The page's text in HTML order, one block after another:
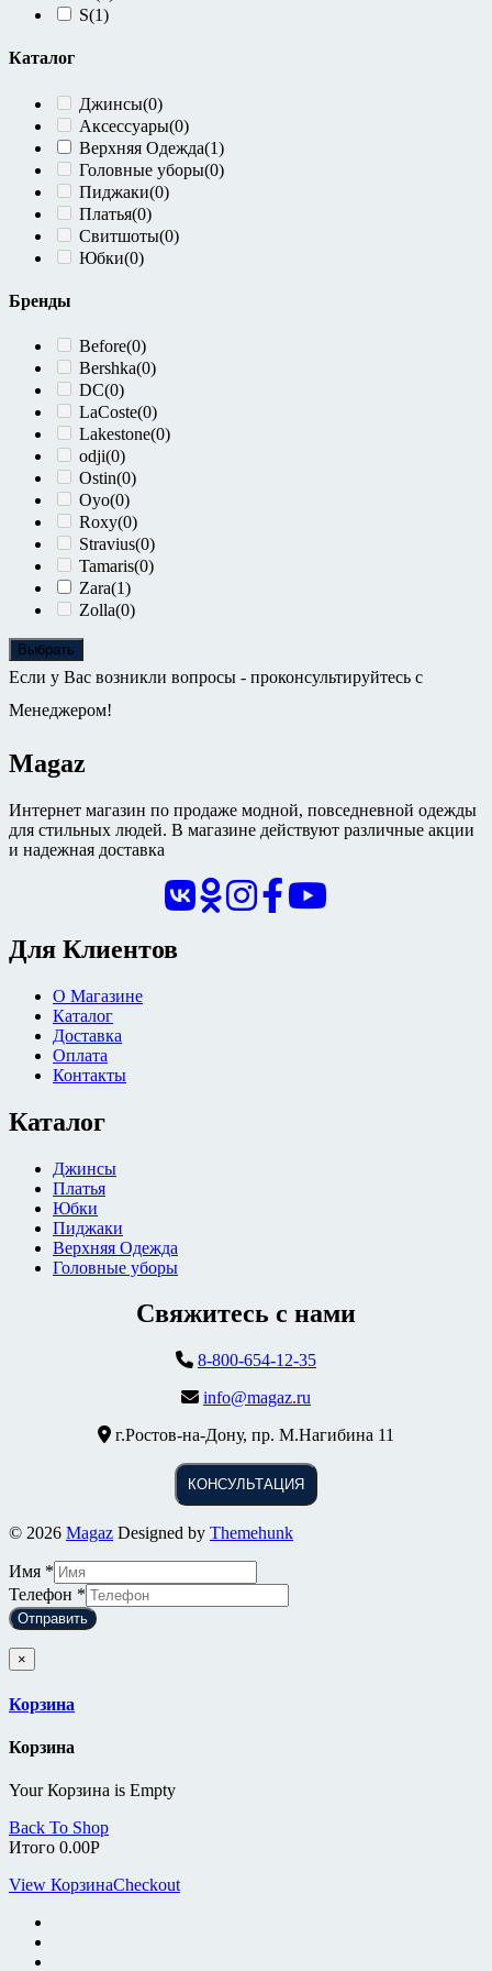
Zara
S(1)
Каталог
Джинсы(0)
Аксессуары(0)
Верхняя Одежда(1)
Головные уборы(0)
Пиджаки(0)
Платья(0)
Свитшоты(0)
Юбки(0)
Бренды
Before(0)
Bershka(0)
DC(0)
LaCoste(0)
Lakestone(0)
odji(0)
Ostin(0)
Oyo(0)
Roxy(0)
Stravius(0)
Tamaris(0)
Zara(1)
Zolla(0)
Выбрать
Если у Вас возникли вопросы - проконсультируйтесь с
Менеджером!
Magaz
Интернет магазин по продаже модной, повседневной одежды
для стильных людей. В магазине действуют различные акции
и надежная доставка
Для Клиентов
О Магазине
Каталог
Доставка
Оплата
Контакты
Каталог
Джинсы
Платья
Юбки
Пиджаки
Верхняя Одежда
Головные уборы
Свяжитесь с нами
8-800-654-12-35
info@magaz.ru
г.Ростов-на-Дону, пр. М.Нагибина 11
КОНСУЛЬТАЦИЯ
© 2026 Magaz Designed by Themehunk
Имя *
Телефон *
Отправить
×
Корзина
Корзина
Your Корзина is Empty
Back To Shop
Итого 0.00Р
View КорзинаCheckout